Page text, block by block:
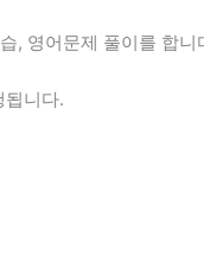
, 영어문제 풀이를 합니
됩니다.